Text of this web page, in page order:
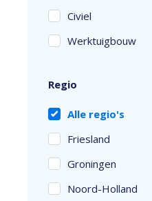
Civiel
Werktuigbouw
Regio
Alle regio's
Friesland
Groningen
Noord-Holland